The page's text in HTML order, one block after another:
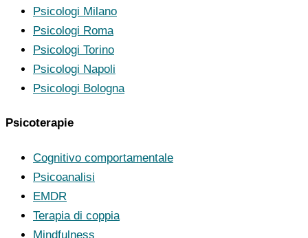
Psicologi Milano
Psicologi Roma
Psicologi Torino
Psicologi Napoli
Psicologi Bologna
Psicoterapie
Cognitivo comportamentale
Psicoanalisi
EMDR
Terapia di coppia
Mindfulness